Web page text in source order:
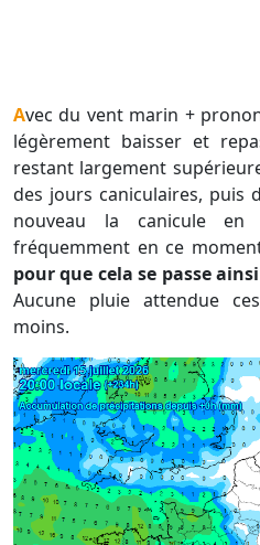
Avec du vent marin + prononcé, les températures vont
légèrement baisser et
restant largement
des jours caniculaires, puis
nouveau la canicule
fréquemment en ce
pour que cela se passe
Aucune pluie attendue
moins.